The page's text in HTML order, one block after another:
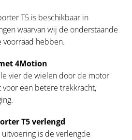
T5 is beschikbaar in
waarvan wij de onderstaande
voorraad hebben.
4Motion
vier de wielen door de motor
voor een betere trekkracht,
T5 verlengd
is de verlengde